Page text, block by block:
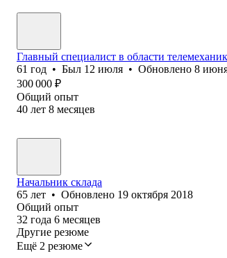
Главный специалист в области
61 год • Был 12 июля • Обновлено 8
300 000 ₽
Общий опыт
40 лет 8 месяцев
Начальник склада
65 лет • Обновлено 19 октября 2018
Общий опыт
32 года 6 месяцев
Другие резюме
Ещё 2 резюме